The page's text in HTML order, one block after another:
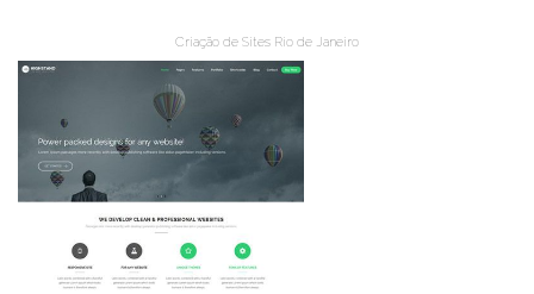
Criação de Sites Rio de Janeiro